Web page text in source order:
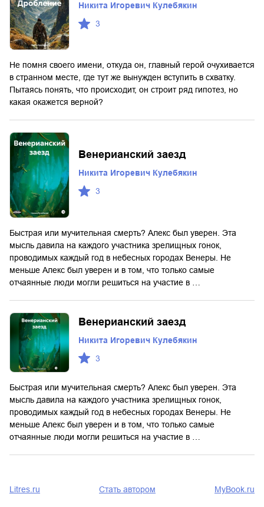
Никита Игоревич Кулебякин
3
Не помня своего имени, откуда он, главный герой очухивается
в странном месте, где тут же вынужден вступить в схватку.
Пытаясь понять, что происходит, он строит ряд гипотез, но
какая окажется верной?
Венерианский заезд
Никита Игоревич Кулебякин
3
Быстрая или мучительная смерть? Алекс был уверен. Эта
мысль давила на каждого участника зрелищных гонок,
проводимых каждый год в небесных городах Венеры. Не
меньше Алекс был уверен и в том, что только самые
отчаянные люди могли решиться на участие в …
Венерианский заезд
Никита Игоревич Кулебякин
3
Быстрая или мучительная смерть? Алекс был уверен. Эта
мысль давила на каждого участника зрелищных гонок,
проводимых каждый год в небесных городах Венеры. Не
меньше Алекс был уверен и в том, что только самые
отчаянные люди могли решиться на участие в …
Litres.ru Стать автором MyBook.ru